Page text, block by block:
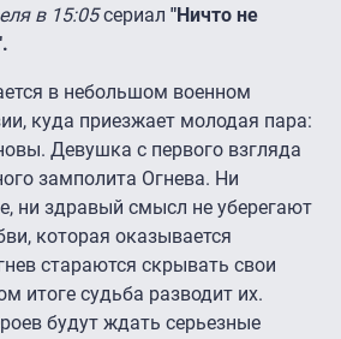
в 15:05сериал "Ничто не
в небольшом военном
куда приезжает молодая пара:
Девушка с первого взгляда
замполита Огнева. Ни
ни здравый смысл не уберегают
которая оказывается
стараются скрывать свои
итоге судьба разводит их.
будут ждать серьезные